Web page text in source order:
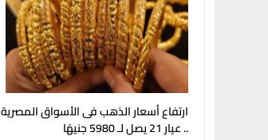
ارتفاع أسعار الذهب فى الأسواق المصرية
.. عيار 21 يصل لـ 5980 جنيهًا